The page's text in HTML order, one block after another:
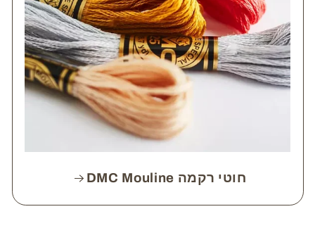
חוטי רקמה DMC Mouline